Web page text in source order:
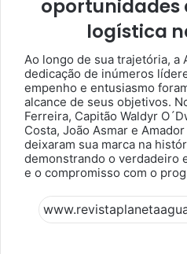
oportunidades
logística
Ao longo de sua trajetória, a
dedicação de inúmeros
empenho e entusiasmo
alcance de seus objetivos.
Ferreira, Capitão Waldyr
Costa, João Asmar e
deixaram sua marca na
demonstrando o verdadeiro
e o compromisso com o